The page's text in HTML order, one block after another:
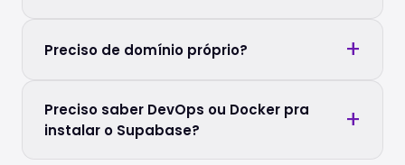
Preciso de domínio próprio?
Preciso saber DevOps ou Docker pra
instalar o Supabase?